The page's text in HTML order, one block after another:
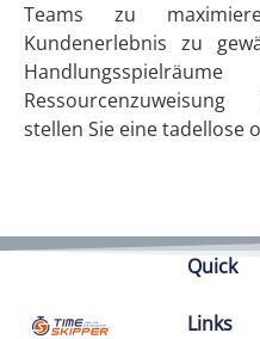
Teams zu
Kundenerlebnis zu
stellen Sie eine tadellose
Quick
Links